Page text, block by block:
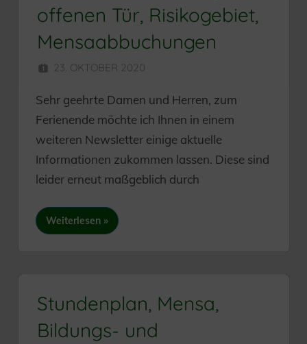
offenen Tür, Risikogebiet,
Mensaabbuchungen
23. OKTOBER 2020
Sehr geehrte Damen und Herren, zum
Ferienende möchte ich Ihnen in einem
weiteren Newsletter einige aktuelle
Informationen zukommen lassen. Diese sind
leider erneut maßgeblich durch
Weiterlesen
Stundenplan, Mensa,
Bildungs- und